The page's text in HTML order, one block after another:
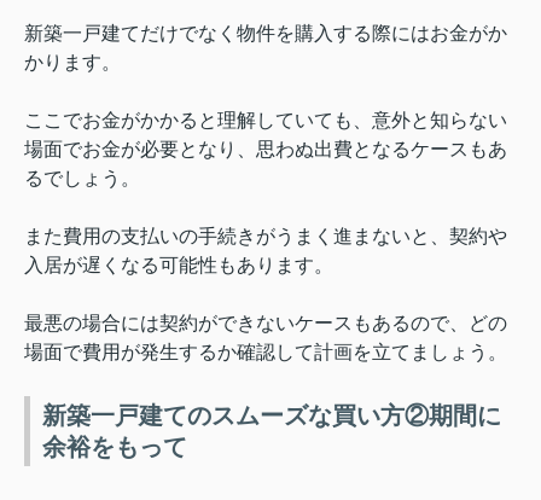
新築一戸建てだけでなく物件を購入する際にはお金がか
かります。
ここでお金がかかると理解していても、意外と知らない
場面でお金が必要となり、思わぬ出費となるケースもあ
るでしょう。
また費用の支払いの手続きがうまく進まないと、契約や
入居が遅くなる可能性もあります。
最悪の場合には契約ができないケースもあるので、どの
場面で費用が発生するか確認して計画を立てましょう。
新築一戸建てのスムーズな買い方②期間に
余裕をもって